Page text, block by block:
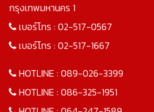
กรุงเทพมหานคร 1
เบอร์โทร : 02-517-0567
เบอร์โทร : 02-517-1667
HOTLINE : 089-026-3399
HOTLINE : 086-325-1951